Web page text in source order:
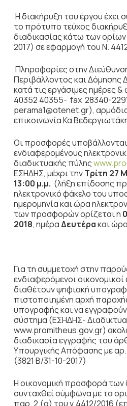
Η διακήρυξη του έργου έχει
το πρότυπο τεύχος
διαδικασίας κάτω των
2017) σε εφαρμογή του Ν.
Πληροφορίες στην
Περιβάλλοντος και
κατά τις εργάσιμες ημέρες
40352 40355- fax 28340-
perama1@otenet.gr),
επικοινωνία Κα
Οι προσφορές
ενδιαφερομένους
διαδικτυακής πύλης
ΕΣΗΔΗΣ, μέχρι τηνΤρίτη 27
13:00 μ.μ. (λήξη επίδοσης
ηλεκτρονικό φάκελο του
ημερομηνία και ώρα
των προσφορών ορίζεται η
2018, ημέραΔευτέρακαι ώρα
Για τη συμμετοχή στην
ενδιαφερόμενοι
διαθέτουν ψηφιακή
πιστοποιημένη αρχή
υπογραφής και να
σύστημα (ΕΣΗΔΗΣ-
www.promitheus.gov.gr)
διαδικασία εγγραφής του
Υπουργικής Απόφασης με αρ.
(3821 Β/31-10-2017)
Η οικονομική προσφορά των
συνταχθεί σύμφωνα με τα
παρ. 2.(α) του ν.4412/2016